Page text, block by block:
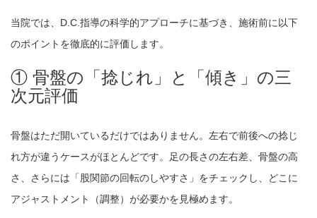
当院では、D.C.指導の科学的アプローチに基づき、施術前に以下
のポイントを徹底的に評価します。
① 骨盤の「捻じれ」と「傾き」の三
次元評価
骨盤はただ開いているだけではありません。左右で前後への捻じ
れ方が違うケースがほとんどです。足の長さの左右差、骨盤の高
さ、さらには「股関節の回転のしやすさ」をチェックし、どこに
アジャストメント（調整）が必要かを見極めます。